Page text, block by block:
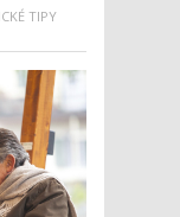
TIPY